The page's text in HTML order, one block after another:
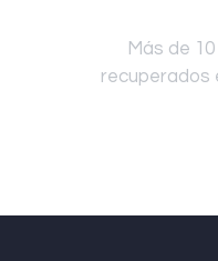
Más de
recuperados